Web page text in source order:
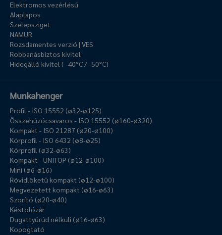
Elektromos vezérlésű
Alaplapos
Szelepsziget
NAMUR
Rozsdamentes verzió | VES
Robbanásbiztos kivitel
Hidegálló kivitel ( -40°C / -50°C)
Munkahenger
Profil - ISO 15552 (ø32-ø125)
Összehúzócsavaros - ISO 15552 (ø160-ø320)
Kompakt - ISO 21287 (ø20-ø100)
Körprofil - ISO 6432 (ø8-ø25)
Körprofil (ø32-ø63)
Kompakt - UNITOP (ø12-ø100)
Mini (ø6-ø16)
Rövidlöketű kompakt (ø12-ø100)
Megvezetett kompakt (ø16-ø63)
Szorító (ø20-ø40)
Késtolózár
Dugattyúrúd nélküli (ø16-ø63)
Kopogtató